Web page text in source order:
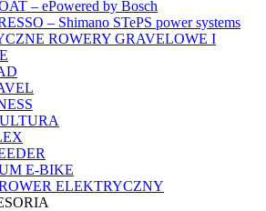
– ePowered by Bosch
– Shimano STePS power systems
ROWERY GRAVELOWE I
E-BIKE
ELEKTRYCZNY